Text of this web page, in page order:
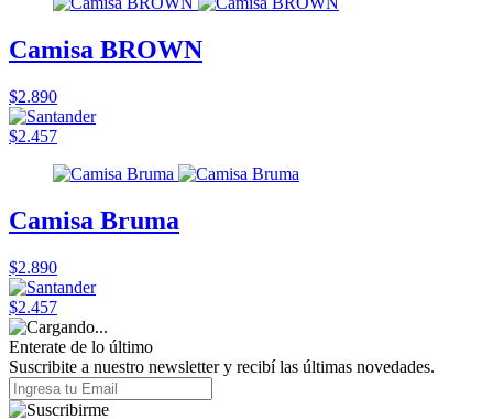
Camisa BROWN
$2.890
$2.457
Camisa Bruma
$2.890
$2.457
Enterate de lo último
Suscribite a nuestro newsletter y recibí las últimas novedades.